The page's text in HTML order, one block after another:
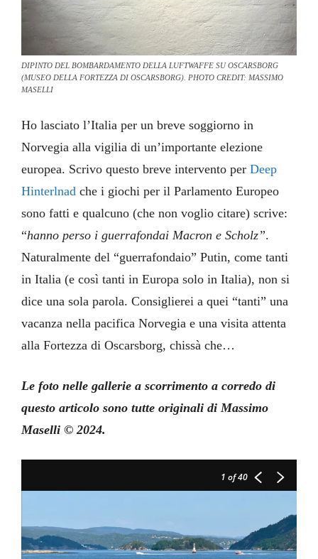
DIPINTO DEL BOMBARDAMENTO DELLA LUFTWAFFE SU OSCARSBORG
(MUSEO DELLA FORTEZZA DI OSCARSBORG). PHOTO CREDIT: MASSIMO
MASELLI
Ho lasciato l’Italia per un breve soggiorno in
Norvegia alla vigilia di un’importante elezione
europea. Scrivo questo breve intervento perDeep
Hinterlnad che i giochi per il Parlamento Europeo
sono fatti e qualcuno (che non voglio citare) scrive:
“hanno perso i guerrafondai Macron e Scholz”.
Naturalmente del “guerrafondaio” Putin, come tanti
in Italia (e così tanti in Europa solo in Italia), non si
dice una sola parola. Consiglierei a quei “tanti” una
vacanza nella pacifica Norvegia e una visita attenta
alla Fortezza di Oscarsborg, chissà che…
Le foto nelle gallerie a scorrimento a corredo di
questo articolo sono tutte originali di Massimo
Maselli © 2024.
1 of 40